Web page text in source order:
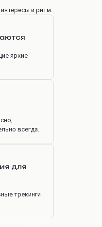
и ритм.
яркие
всегда.
для
трекинги